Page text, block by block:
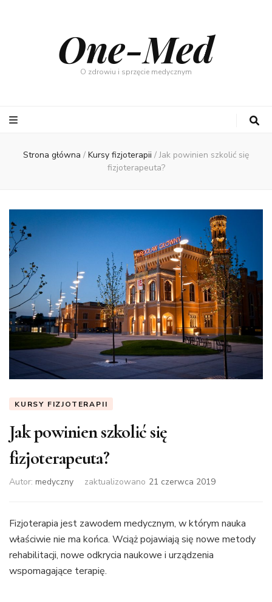
One-Med
O zdrowiu i sprzęcie medycznym
Strona główna / Kursy fizjoterapii / Jak powinien szkolić się
fizjoterapeuta?
KURSY FIZJOTERAPII
Jak powinien szkolić się
fizjoterapeuta?
Autor: medyczny zaktualizowano 21 czerwca 2019
Fizjoterapia jest zawodem medycznym, w którym nauka
właściwie nie ma końca. Wciąż pojawiają się nowe metody
rehabilitacji, nowe odkrycia naukowe i urządzenia
wspomagające terapię.